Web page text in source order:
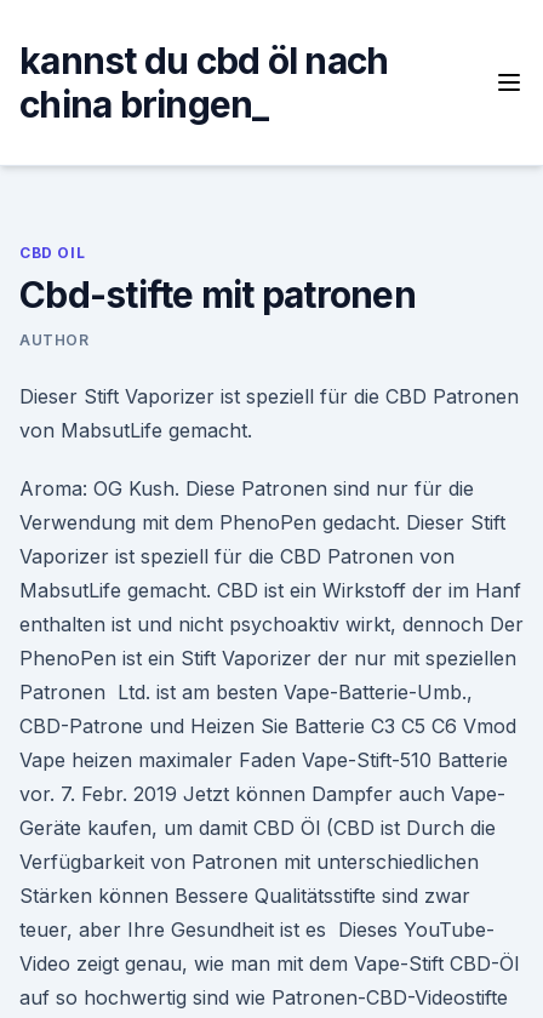
content
kannst du cbd öl nach
china bringen_
CBD OIL
Cbd-stifte mit patronen
AUTHOR
Dieser Stift Vaporizer ist speziell für die CBD Patronen
von MabsutLife gemacht.
Aroma: OG Kush. Diese Patronen sind nur für die
Verwendung mit dem PhenoPen gedacht. Dieser Stift
Vaporizer ist speziell für die CBD Patronen von
MabsutLife gemacht. CBD ist ein Wirkstoff der im Hanf
enthalten ist und nicht psychoaktiv wirkt, dennoch Der
PhenoPen ist ein Stift Vaporizer der nur mit speziellen
Patronen Ltd. ist am besten Vape-Batterie-Umb.,
CBD-Patrone und Heizen Sie Batterie C3 C5 C6 Vmod
Vape heizen maximaler Faden Vape-Stift-510 Batterie
vor. 7. Febr. 2019 Jetzt können Dampfer auch Vape-
Geräte kaufen, um damit CBD Öl (CBD ist Durch die
Verfügbarkeit von Patronen mit unterschiedlichen
Stärken können Bessere Qualitätsstifte sind zwar
teuer, aber Ihre Gesundheit ist es Dieses YouTube-
Video zeigt genau, wie man mit dem Vape-Stift CBD-Öl
auf so hochwertig sind wie Patronen-CBD-Videostifte